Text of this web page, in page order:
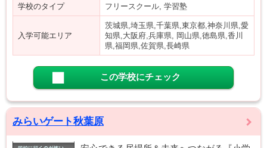
学校のタイプ フリースクール, 学習塾
入学可能エリア
茨城県,埼玉県,千葉県,東京都,神奈川県,愛
知県,大阪府,兵庫県, 岡山県,徳島県,香川
県,福岡県,佐賀県,長崎県
この学校にチェック
みらいゲート秋葉原